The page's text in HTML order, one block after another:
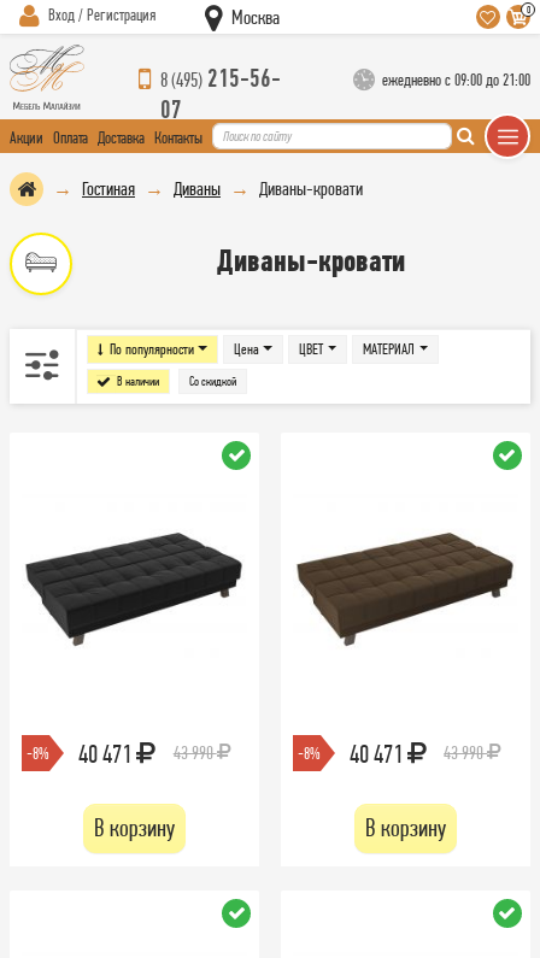
Вход / Регистрация Москва 0
8 (495) 215-56-
07
ежедневно с 09:00 до 21:00
Акции Оплата Доставка Контакты
Гостиная Диваны Диваны-кровати
Диваны-кровати
По популярности Цена
В наличии Со скидкой
ЦВЕТ МАТЕРИАЛ
-8% 40 471 43 990
В корзину
-8% 40 471 43 990
В корзину